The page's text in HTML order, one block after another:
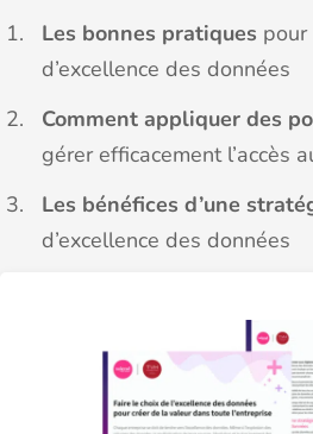
Les bonnes pratiques pour
d’excellence des données
Comment appliquer des
gérer efficacement l’accès
Les bénéfices d’une
d’excellence des données
tout en restant